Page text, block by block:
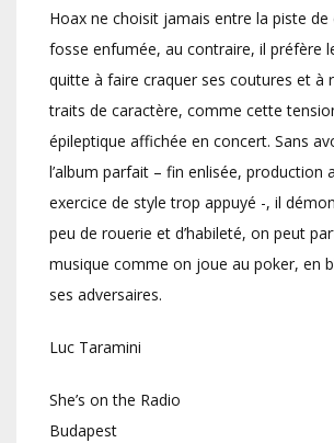
Hoax ne choisit jamais entre la piste de
fosse enfumée, au contraire, il préfère
quitte à faire craquer ses coutures et à
traits de caractère, comme cette
épileptique affichée en concert. Sans
l’album parfait – fin enlisée, production
exercice de style trop appuyé -, il
peu de rouerie et d’habileté, on peut
musique comme on joue au poker, en
ses adversaires.
Luc Taramini
She’s on the Radio
Budapest